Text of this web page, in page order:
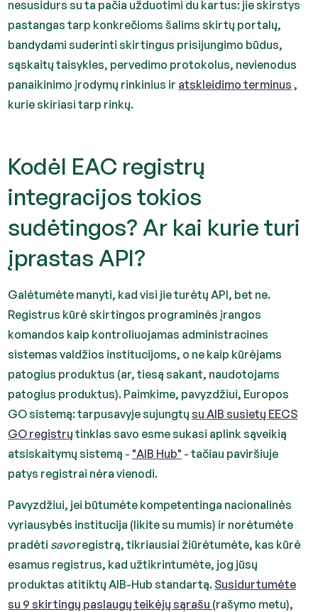
nesusidurs su ta pačia užduotimi du kartus: jie skirstys
pastangas tarp konkrečioms šalims skirtų portalų,
bandydami suderinti skirtingus prisijungimo būdus,
sąskaitų taisykles, pervedimo protokolus, nevienodus
panaikinimo įrodymų rinkinius ir atskleidimo terminus ,
kurie skiriasi tarp rinkų.
Kodėl EAC registrų
integracijos tokios
sudėtingos? Ar kai kurie turi
įprastas API?
Galėtumėte manyti, kad visi jie turėtų API, bet ne.
Registrus kūrė skirtingos programinės įrangos
komandos kaip kontroliuojamas administracines
sistemas valdžios institucijoms, o ne kaip kūrėjams
patogius produktus (ar, tiesą sakant, naudotojams
patogius produktus). Paimkime, pavyzdžiui, Europos
GO sistemą: tarpusavyje sujungtųsu AIB susietų EECS
GO registrų tinklas savo esme sukasi aplink sąveikią
atsiskaitymų sistemą - "AIB Hub" - tačiau paviršiuje
patys registrai nėra vienodi.
Pavyzdžiui, jei būtumėte kompetentinga nacionalinės
vyriausybės institucija (likite su mumis) ir norėtumėte
pradėti savoregistrą, tikriausiai žiūrėtumėte, kas kūrė
esamus registrus, kad užtikrintumėte, jog jūsų
produktas atitiktų AIB-Hub standartą. Susidurtumėte
su 9 skirtingų paslaugų teikėjų sąrašu (rašymo metu),